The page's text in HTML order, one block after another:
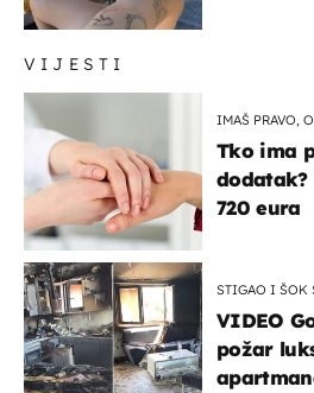
VIJESTI
IMAŠ PRAVO,
Tko ima
dodatak?
720 eura
STIGAO I ŠOK
VIDEO
požar